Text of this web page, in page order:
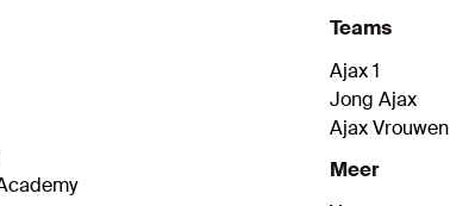
Teams
Ajax 1
Jong Ajax
Ajax Vrouwen
Meer